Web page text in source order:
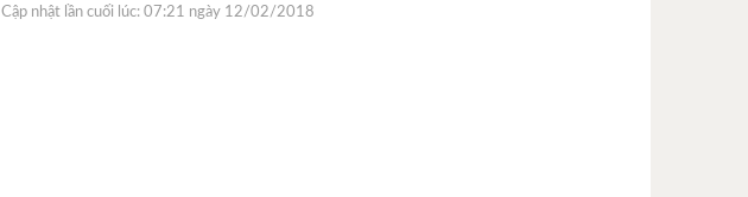
Cập nhật lần cuối lúc:07:21 ngày 12/02/2018